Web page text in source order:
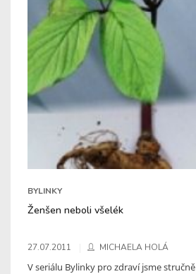
BYLINKY
Ženšen neboli všelék
27.07.2011 MICHAELA HOLÁ
V seriálu Bylinky pro zdraví jsme